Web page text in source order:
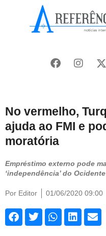
No vermelho,
ajuda ao FMI e
moratória
Empréstimo externo pode
‘independência’ do
Por Editor 01/06/2020 09:00